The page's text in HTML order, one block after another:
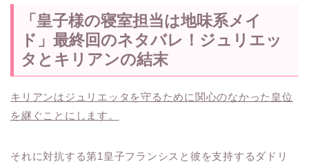
「皇子様の寝室担当は地味系メイ
ド」最終回のネタバレ！ジュリエッ
タとキリアンの結末
キリアンはジュリエッタを守るために関心のなかった皇位
を継ぐことにします。
それに対抗する第1皇子フランシスと彼を支持するダドリ